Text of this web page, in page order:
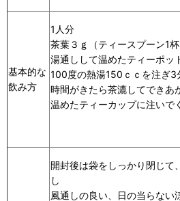
基本的な
飲み方
1人分
茶葉３ｇ（ティースプーン1
湯通しして温めたティーポッ
100度の熱湯150ｃｃを注ぎ3
時間がきたら茶漉してできあ
温めたティーカップに注いで
開封後は袋をしっかり閉じて
し
風通しの良い、日の当らない